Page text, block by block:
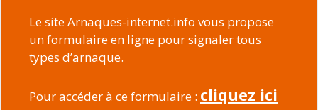
Le site Arnaques-internet.info vous propose
un formulaire en ligne pour signaler tous
types d’arnaque.
Pour accéder à ce formulaire : cliquez ici